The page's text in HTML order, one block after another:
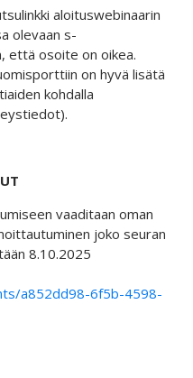
aloituswebinaarin
olevaan s-
että osoite on oikea.
on hyvä lisätä
kohdalla
vaaditaan oman
joko seuran
8.10.2025
a852dd98-6f5b-4598-